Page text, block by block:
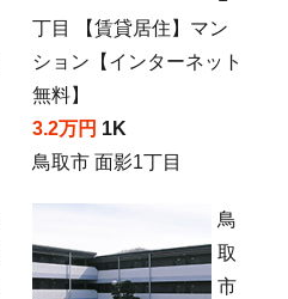
丁目 【賃貸居住】マン
ション【インターネット
無料】
3.2万円 1K
鳥取市 面影1丁目
鳥
取
市